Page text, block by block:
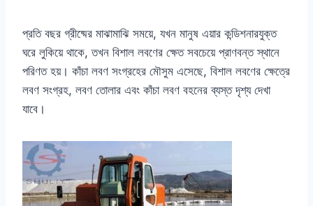
প্রতি বছর গ্রীষ্মের মাঝামাঝি সময়ে, যখন মানুষ এয়ার কন্ডিশনারযুক্ত
ঘরে লুকিয়ে থাকে, তখন বিশাল লবণের ক্ষেত সবচেয়ে প্রাণবন্ত স্থানে
পরিণত হয়। কাঁচা লবণ সংগ্রহের মৌসুম এসেছে, বিশাল লবণের ক্ষেত্রে
লবণ সংগ্রহ, লবণ তোলার এবং কাঁচা লবণ বহনের ব্যস্ত দৃশ্য দেখা
যাবে।